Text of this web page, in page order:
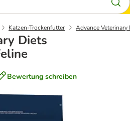
Katzen-Trockenfutter Advance Veterinary
Diets
Bewertung schreiben